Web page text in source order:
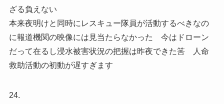
ざる負えない
本来夜明けと同時にレスキュー隊員が活動するべきなの
に報道機関の映像には見当たらなかった 今はドローン
だって在るし浸水被害状況の把握は昨夜できた筈 人命
救助活動の初動が遅すぎます
24.